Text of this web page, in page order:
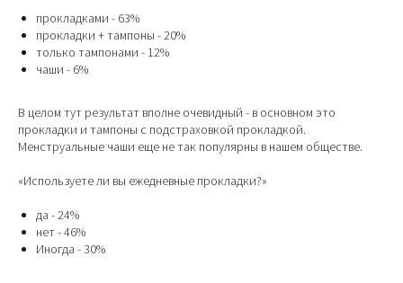
прокладками - 63%
прокладки + тампоны - 20%
только тампонами - 12%
чаши - 6%
В целом тут результат вполне очевидный - в основном это
прокладки и тампоны с подстраховкой прокладкой.
Менструальные чаши еще не так популярны в нашем обществе.
«Используете ли вы ежедневные прокладки?»
да - 24%
нет - 46%
Иногда - 30%